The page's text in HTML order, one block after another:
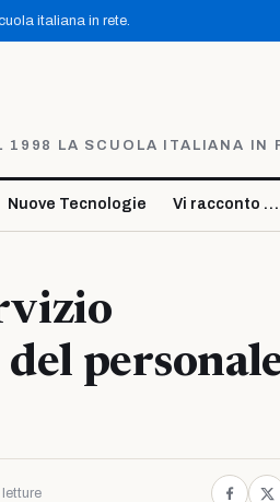
italiana in rete.
1998 LA SCUOLA ITALIANA IN
Nuove Tecnologie Vi racconto …